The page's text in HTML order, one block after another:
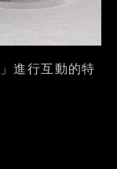
進行互動的特